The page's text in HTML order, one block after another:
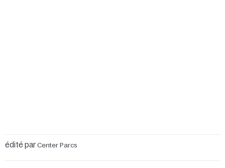
édité parCenter Parcs